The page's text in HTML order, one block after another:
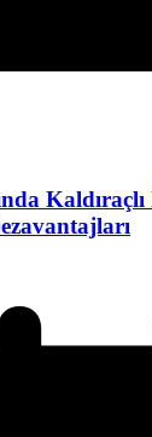
Kaldıraçlı